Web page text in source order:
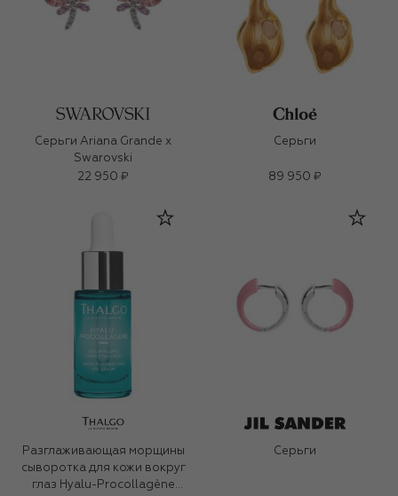
Серьги Ariana Grande x
Swarovski
22 950 ₽
Серьги
89 950 ₽
Разглаживающая морщины
сыворотка для кожи вокруг
глаз Hyalu-Procollagène
Серьги